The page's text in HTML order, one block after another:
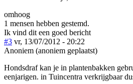
omhoog
1 mensen hebben gestemd.
Ik vind dit een goed bericht
#3 vr, 13/07/2012 - 20:22
Anoniem (anoniem geplaatst)
Hondsdraf kan je in plantenbakken
eenjarigen. in Tuincentra verkrijgbaar